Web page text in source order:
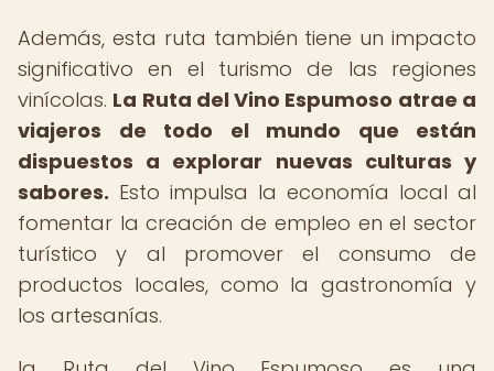
Además, esta ruta también tiene un impacto
significativo en el turismo de las regiones
vinícolas. La Ruta del Vino Espumoso atrae a
viajeros de todo el mundo que están
dispuestos a explorar nuevas culturas y
sabores. Esto impulsa la economía local al
fomentar la creación de empleo en el sector
turístico y al promover el consumo de
productos locales, como la gastronomía y
los artesanías.